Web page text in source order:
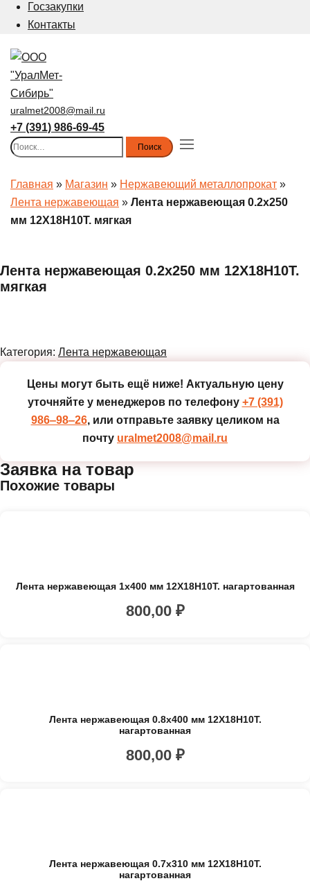
Госзакупки
Контакты
uralmet2008@mail.ru
+7 (391) 986-69-45
Найти:
Главная » Магазин » Нержавеющий металлопрокат »
Лента нержавеющая » Лента нержавеющая 0.2х250
мм 12Х18Н10Т. мягкая
Лента нержавеющая 0.2х250 мм 12Х18Н10Т.
мягкая
Категория: Лента нержавеющая
Цены могут быть ещё ниже! Актуальную цену
уточняйте у менеджеров по телефону +7 (391)
986‒98‒26, или отправьте заявку целиком на
почту uralmet2008@mail.ru
Заявка на товар
Похожие товары
Лента нержавеющая 1х400 мм 12Х18Н10Т. нагартованная
800,00 ₽
Лента нержавеющая 0.8х400 мм 12Х18Н10Т.
нагартованная
800,00 ₽
Лента нержавеющая 0.7х310 мм 12Х18Н10Т.
нагартованная